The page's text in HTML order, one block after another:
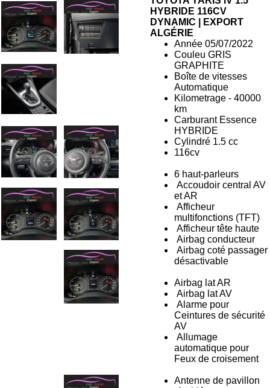
HYBRIDE 116CV
DYNAMIC | EXPORT
ALGÉRIE
Année 05/07/2022
Couleu GRIS
GRAPHITE
Boîte de vitesses
Automatique
Kilometrage - 40000
km
Carburant Essence
HYBRIDE
Cylindré 1.5 cc
116cv
6 haut-parleurs
Accoudoir central AV
et AR
Afficheur
multifonctions (TFT)
Afficheur tête haute
Airbag conducteur
Airbag coté passager
désactivable
Airbag lat AR
Airbag lat AV
Alarme pour
Ceintures de sécurité
AV
Allumage
automatique pour
Feux de croisement
Antenne de pavillon